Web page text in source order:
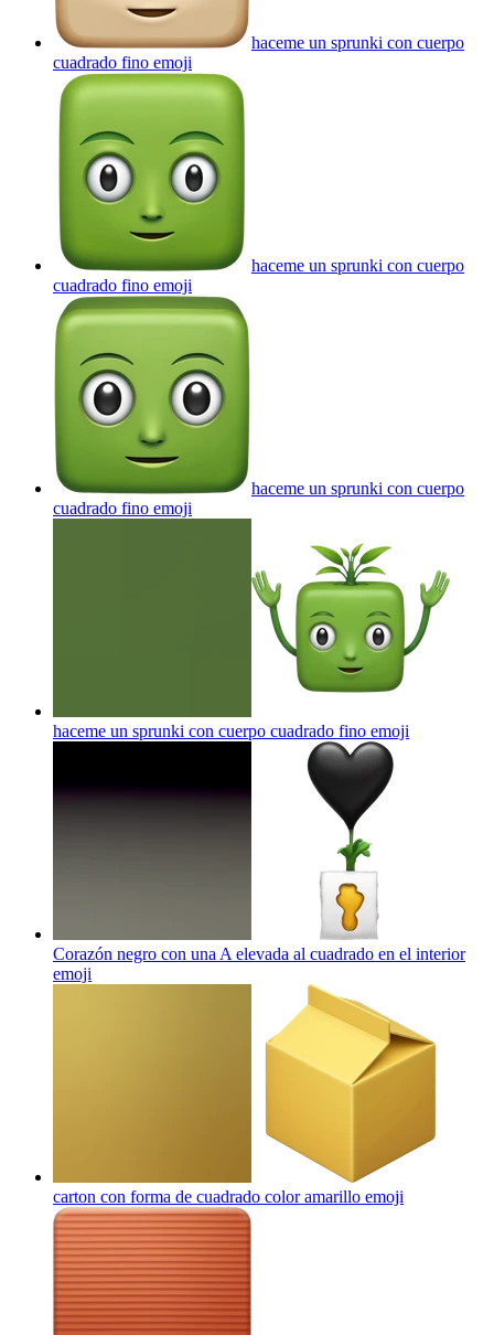
haceme un sprunki con cuerpo
cuadrado fino emoji
haceme un sprunki con cuerpo
cuadrado fino emoji
haceme un sprunki con cuerpo
cuadrado fino emoji
haceme un sprunki con cuerpo cuadrado fino emoji
Corazón negro con una A elevada al cuadrado en el interior
emoji
carton con forma de cuadrado color amarillo emoji